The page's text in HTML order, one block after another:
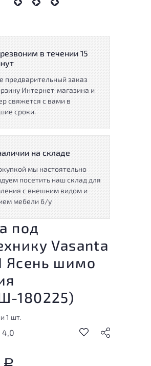
в течении 15
предварительный заказ
Интернет-магазина и
свяжется с вами в
сроки.
на складе
мы настоятельно
посетить наш склад для
с внешним видом и
мебели б/у
под
Vasanta
Ясень шимо
180225)
1 шт.
4,0
Р